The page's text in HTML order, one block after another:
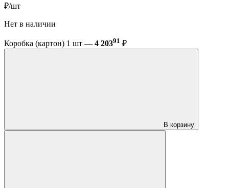
₽/шт
Нет в наличии
Коробка (картон) 1 шт — 4 20391 ₽
В корзину